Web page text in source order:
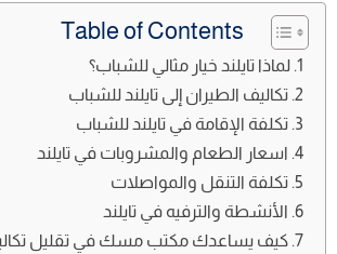
Table of Contents
لماذا تايلند خيار مثالي للشباب؟
تكاليف الطيران إلى تايلند للشباب
تكلفة الإقامة في تايلند للشباب
اسعار الطعام والمشروبات في تايلند
تكلفة التنقل والمواصلات
الأنشطة والترفيه في تايلند
كيف يساعدك مكتب مسك في تقليل